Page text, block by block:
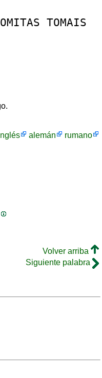
OMITAS TOMAIS
alemán
rumano
Volver arriba
Siguiente palabra